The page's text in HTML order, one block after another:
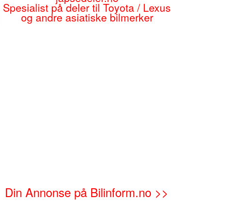
Spesialist på deler til Toyota / Lexus
og andre asiatiske bilmerker
Din Annonse på Bilinform.no >>